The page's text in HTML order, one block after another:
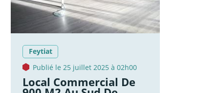
Feytiat
Publié le 25 juillet 2025 à 02h00
Local Commercial De